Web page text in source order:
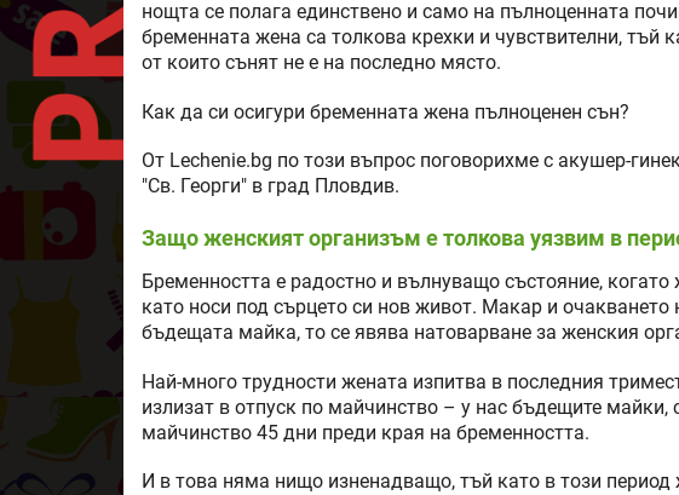
нощта се полага единствено и само на пълноценната
бременната жена са толкова крехки и чувствителни, тъй
от които сънят не е на последно място.
Как да си осигури бременната жена пълноценен сън?
От Lechenie.bg по този въпрос поговорихме с акушер-
"Св. Георги" в град Пловдив.
Защо женският организъм е толкова уязвим в
Бременността е радостно и вълнуващо състояние, когато
като носи под сърцето си нов живот. Макар и очакването
бъдещата майка, то се явява натоварване за женския
Най-много трудности жената изпитва в последния
излизат в отпуск по майчинство – у нас бъдещите майки,
майчинство 45 дни преди края на бременността.
И в това няма нищо изненадващо, тъй като в този период